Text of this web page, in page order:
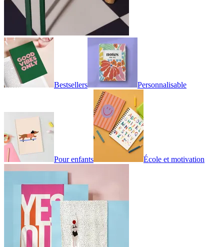
Bestsellers Personnalisable
Pour enfants École et motivation